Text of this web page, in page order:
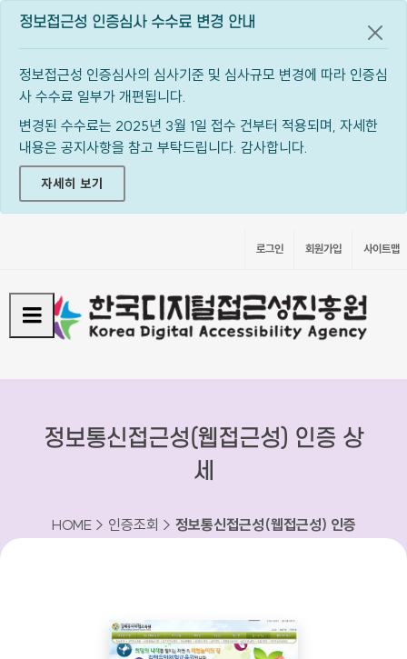
정보접근성 인증심사 수수료 변경 안내
정보접근성 인증심사의 심사기준 및 심사규모 변경에 따라 인증심
사 수수료 일부가 개편됩니다.
변경된 수수료는 2025년 3월 1일 접수 건부터 적용되며, 자세한
내용은 공지사항을 참고 부탁드립니다. 감사합니다.
자세히 보기
공지
로그인 회원가입 사이트맵
정보통신접근성(웹접근성) 인증 상
세
HOME > 인증조회 > 정보통신접근성(웹접근성) 인증